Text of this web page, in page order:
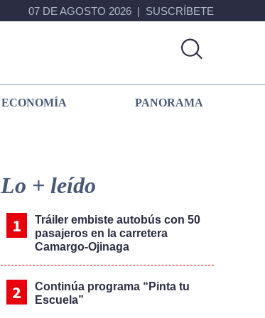
07 DE AGOSTO 2026 SUSCRÍBETE
ECONOMÍA PANORAMA
Sidebar
Lo + leído
Tráiler embiste autobús con 50
pasajeros en la carretera
Camargo-Ojinaga
Continúa programa “Pinta tu
Escuela”